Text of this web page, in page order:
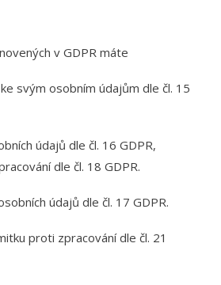
v GDPR máte
svým osobním údajům dle čl. 15
údajů dle čl. 16 GDPR,
dle čl. 18 GDPR.
údajů dle čl. 17 GDPR.
proti zpracování dle čl. 21